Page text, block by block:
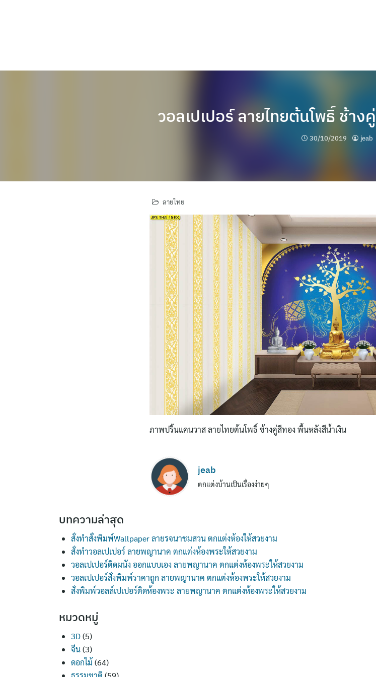
Search
for:
วอลเปเปอร์ ลายไทยต้นโพธิ์ ช้า
30/10/2019 jeab
ลายไทย
ภาพปริ้นแคนวาส ลายไทยต้นโพธิ์ ช้างคู่สีทอง พื้นหลังสีน้ำเงิน
jeab
ตกแต่งบ้านเป็นเรื่องง่ายๆ
บทความล่าสุด
สั่งทำสั่งพิมพ์Wallpaper ลายรจนาชมสวน ตกแต่งห้องให้สวยงาม
สั่งทำวอลเปเปอร์ ลายพญานาค ตกแต่งห้องพระให้สวยงาม
วอลเปเปอร์ติดผนัง ออกแบบเอง ลายพญานาค ตกแต่งห้องพระให้สวยงาม
วอลเปเปอร์สั่งพิมพ์ราคาถูก ลายพญานาค ตกแต่งห้องพระให้สวยงาม
สั่งพิมพ์วอลล์เปเปอร์ติดห้องพระ ลายพญานาค ตกแต่งห้องพระให้สวยงาม
หมวดหมู่
3D(5)
จีน(3)
ดอกไม้ (64)